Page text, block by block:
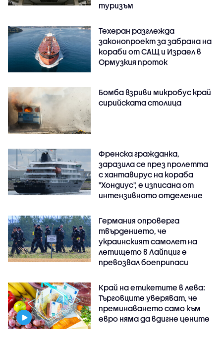
туризъм
Техеран разглежда
законопроект за забрана на
кораби от САЩ и Израел в
Ормузкия проток
Бомба взриви микробус край
сирийската столица
Френска гражданка,
заразила се през пролетта
с хантавирус на кораба
"Хондиус", е изписана от
интензивното отделение
Германия опроверга
твърдението, че
украинският самолет на
летището в Лайпциг е
превозвал боеприпаси
Край на етикетите в лева:
Търговците уверяват, че
преминаването само към
евро няма да вдигне цените